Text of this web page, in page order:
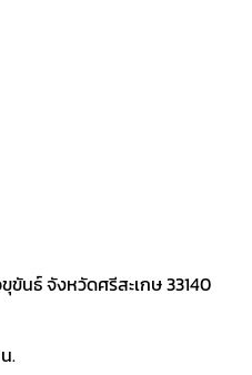
นธ์ จังหวัดศรีสะเกษ 33140
.